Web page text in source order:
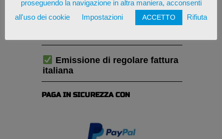
Consegna stimata in: 6-9
Emissione di regolare fattura
italiana
PAGA IN SICUREZZA CON
proseguendo la navigazione in altra maniera, acconsenti
all'uso dei cookie
Impostazioni ACCETTO Rifiuta